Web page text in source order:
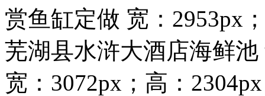
赏鱼缸定做 宽：2953px
芜湖县水浒大酒店海鲜
宽：3072px；高：